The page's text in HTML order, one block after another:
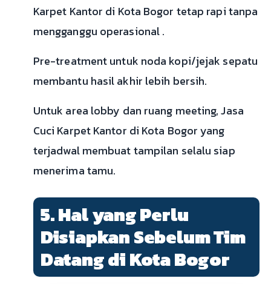
Karpet Kantor di Kota Bogor tetap rapi tanpa
mengganggu operasional .
Pre-treatment untuk noda kopi/jejak sepatu
membantu hasil akhir lebih bersih.
Untuk area lobby dan ruang meeting, Jasa
Cuci Karpet Kantor di Kota Bogor yang
terjadwal membuat tampilan selalu siap
menerima tamu.
5. Hal yang Perlu
Disiapkan Sebelum Tim
Datang di Kota Bogor